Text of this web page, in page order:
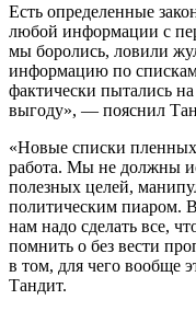
Есть определенные
любой информации с
мы боролись, ловили
информацию по
фактически пытались
выгоду», — пояснил
«Новые списки
работа. Мы не должны
полезных целей,
политическим пиаром.
нам надо сделать все,
помнить о без вести
в том, для чего вообще
Тандит.